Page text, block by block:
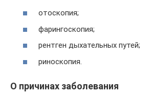
отоскопия;
фарингоскопия;
рентген дыхательных путей;
риноскопия.
О причинах заболевания